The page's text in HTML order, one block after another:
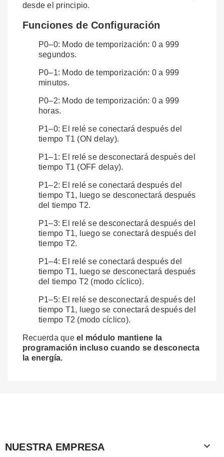
desde el principio.
Funciones de Configuración
P0–0: Modo de temporización: 0 a 999
segundos.
P0–1: Modo de temporización: 0 a 999
minutos.
P0–2: Modo de temporización: 0 a 999
horas.
P1–0: El relé se conectará después del
tiempo T1 (ON delay).
P1–1: El relé se desconectará después del
tiempo T1 (OFF delay).
P1–2: El relé se conectará después del
tiempo T1, luego se desconectará después
del tiempo T2.
P1–3: El relé se desconectará después del
tiempo T1, luego se conectará después del
tiempo T2.
P1–4: El relé se conectará después del
tiempo T1, luego se desconectará después
del tiempo T2 (modo cíclico).
P1–5: El relé se desconectará después del
tiempo T1, luego se conectará después del
tiempo T2 (modo cíclico).
Recuerda queel módulo mantiene la
programación incluso cuando se desconecta
la energía.
NUESTRA EMPRESA 